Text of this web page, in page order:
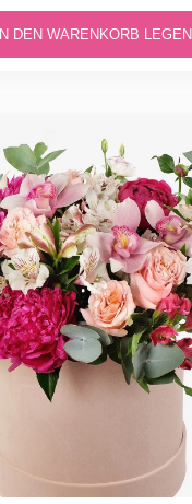
IN DEN WARENKORB LEGEN